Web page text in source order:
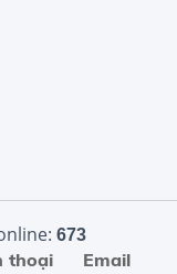
673
Email
thoại